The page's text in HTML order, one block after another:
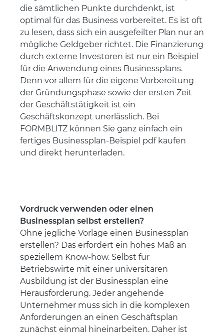
die sämtlichen Punkte durchdenkt, ist
optimal für das Business vorbereitet. Es ist oft
zu lesen, dass sich ein ausgefeilter Plan nur an
mögliche Geldgeber richtet. Die Finanzierung
durch externe Investoren ist nur ein Beispiel
für die Anwendung eines Businessplans.
Denn vor allem für die eigene Vorbereitung
der Gründungsphase sowie der ersten Zeit
der Geschäftstätigkeit ist ein
Geschäftskonzept unerlässlich. Bei
FORMBLITZ können Sie ganz einfach ein
fertiges Businessplan-Beispiel pdf kaufen
und direkt herunterladen.
Vordruck verwenden oder einen
Businessplan selbst erstellen?
Ohne jegliche Vorlage einen Businessplan
erstellen? Das erfordert ein hohes Maß an
speziellem Know-how. Selbst für
Betriebswirte mit einer universitären
Ausbildung ist der Businessplan eine
Herausforderung. Jeder angehende
Unternehmer muss sich in die komplexen
Anforderungen an einen Geschäftsplan
zunächst einmal hineinarbeiten. Daher ist